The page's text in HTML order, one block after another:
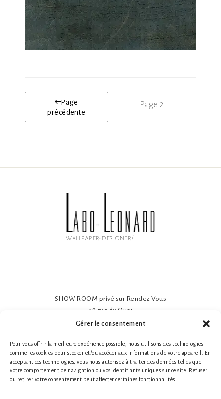
Gérer le consentement
Pour vous offrir la meilleure expérience possible, nous utilisons des technologies
comme les cookies pour stocker et/ou accéder aux informations de votre appareil. En
acceptant ces technologies, vous nous autorisez à traiter des données telles que
votre comportement de navigation ou vos identifiants uniques sur ce site. Refuser
ou retirer votre consentement peut affecter certaines fonctionnalités.
Pagination
publications
Page
précédente
Page2
wallpaper-designer/
SHOW ROOM privé sur Rendez Vous
38 rue du Quai
81600 GAILLAC
Impression sur-mesure
Made in France- Made in Tarn
Tél. 1 : +33 (0)6 78 66 87 25 Nathalie Guillot
Tél. 2 : +33 (0)6 87 49 60 20 Bruno Defontaine